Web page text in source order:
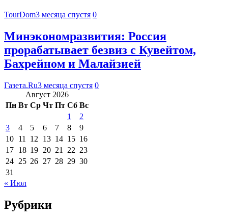
TourDom3 месяца спустя 0
Минэкономразвития: Россия
прорабатывает безвиз с Кувейтом,
Бахрейном и Малайзией
Газета.Ru3 месяца спустя 0
Август 2026
Пн Вт Ср Чт Пт Сб Вс
1
2
3
4 5 6 7 8
9
10 11 12 13 14 15 16
17 18 19 20 21 22 23
24 25 26 27 28 29 30
31
« Июл
Рубрики